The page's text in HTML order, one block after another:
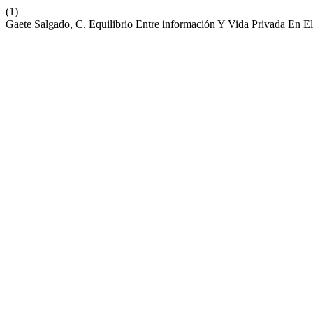
(1)
Gaete Salgado, C. Equilibrio Entre información Y Vida Privada En